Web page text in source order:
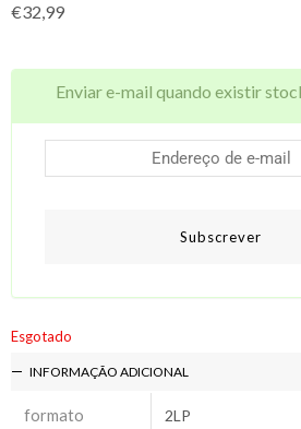
€32,99
Enviar e-mail quando existir
Subscrever
Esgotado
INFORMAÇÃO ADICIONAL
formato 2LP